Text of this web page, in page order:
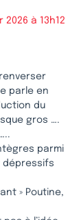
2026 à 13h12
parle en
du
risque gros ….
parmi
dépressifs
» Poutine,